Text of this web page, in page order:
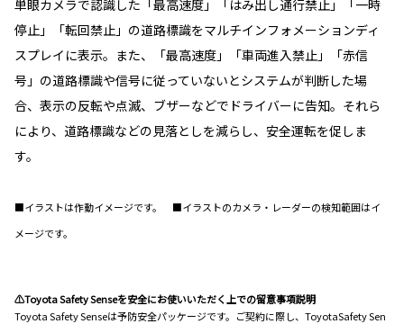
単眼カメラで認識した「最高速度」「はみ出し通行禁止」「一時
停止」「転回禁止」の道路標識をマルチインフォメーションディ
スプレイに表示。また、「最高速度」「車両進入禁止」「赤信
号」の道路標識や信号に従っていないとシステムが判断した場
合、表示の反転や点滅、ブザーなどでドライバーに告知。それら
により、道路標識などの見落としを減らし、安全運転を促しま
す。
■イラストは作動イメージです。 ■イラストのカメラ・レーダーの検知範囲はイ
メージです。
⚠Toyota Safety Senseを安全にお使いいただく上での留意事項説明
Toyota Safety Senseは予防安全パッケージです。ご契約に際し、ToyotaSafety Sen